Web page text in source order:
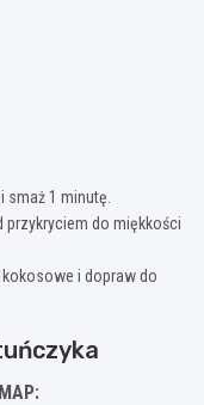
1 minutę.
przykryciem do miękkości
kokosowe i dopraw do